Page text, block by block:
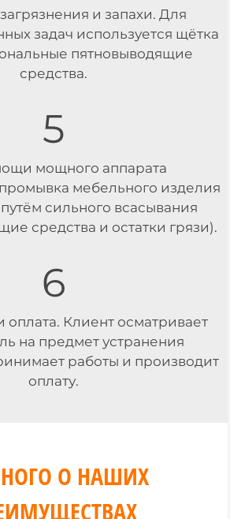
и запахи. Для
задач используется щётка
пятновыводящие
средства.
5
мощного аппарата
мебельного изделия
сильного всасывания
средства и остатки грязи).
6
Клиент осматривает
на предмет устранения
работы и производит
оплату.
О НАШИХ